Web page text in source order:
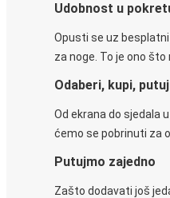
Udobnost u
Opusti se uz
za noge. To je ono
Odaberi, kupi, putuj
Od ekrana do sjedala
ćemo se pobrinuti za
Putujmo zajedno
Zašto dodavati još